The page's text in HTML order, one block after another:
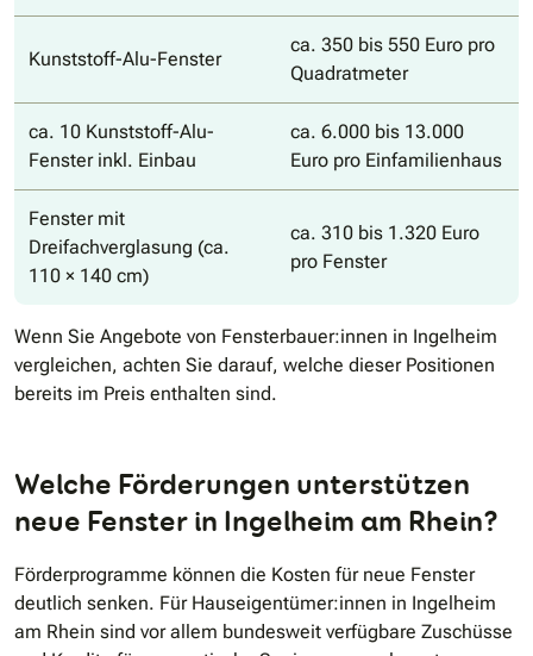
Kunststoff-Alu-Fenster
ca. 350 bis 550 Euro pro
Quadratmeter
ca. 10 Kunststoff-Alu-
Fenster inkl. Einbau
ca. 6.000 bis 13.000
Euro pro Einfamilienhaus
Fenster mit
Dreifachverglasung (ca.
110 × 140 cm)
ca. 310 bis 1.320 Euro
pro Fenster
Wenn Sie Angebote von Fensterbauer:innen in Ingelheim
vergleichen, achten Sie darauf, welche dieser Positionen
bereits im Preis enthalten sind.
Welche Förderungen unterstützen
neue Fenster in Ingelheim am Rhein?
Förderprogramme können die Kosten für neue Fenster
deutlich senken. Für Hauseigentümer:innen in Ingelheim
am Rhein sind vor allem bundesweit verfügbare Zuschüsse